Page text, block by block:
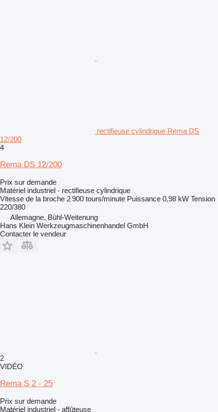
rectifieuse cylindrique Rema DS
12/200
4
Rema DS 12/200
Prix sur demande
Matériel industriel - rectifieuse cylindrique
Vitesse de la broche 2 900 tours/minute Puissance 0,98 kW Tension
220/380
Allemagne, Bühl-Weitenung
Hans Klein Werkzeugmaschinenhandel GmbH
Contacter le vendeur
2
VIDÉO
Rema S 2 - 25
Prix sur demande
Matériel industriel - affûteuse